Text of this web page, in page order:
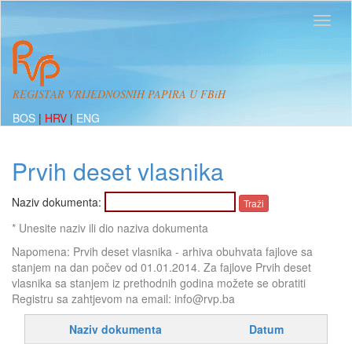
REGISTAR VRIJEDNOSNIH PAPIRA U FBiH
BOS | HRV | ENG
Prvih deset vlasnika
Naziv dokumenta:
* Unesite naziv ili dio naziva dokumenta
Napomena: Prvih deset vlasnika - arhiva obuhvata fajlove sa
stanjem na dan počev od 01.01.2014. Za fajlove Prvih deset
vlasnika sa stanjem iz prethodnih godina možete se obratiti
Registru sa zahtjevom na email: info@rvp.ba
Naziv dokumenta
Datum